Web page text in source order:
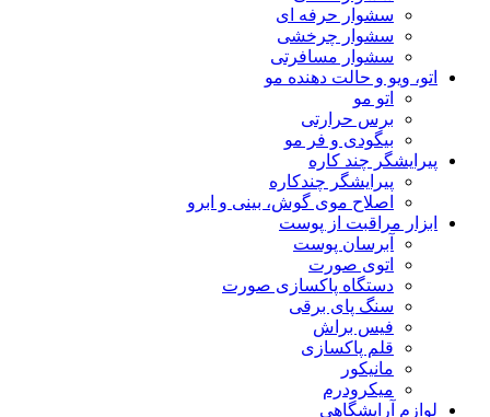
سشوار حرفه ای
سشوار چرخشی
سشوار مسافرتی
اتو، ویو و حالت دهنده مو
اتو مو
برس حرارتی
بیگودی و فر مو
پیرایشگر چند کاره
پیرایشگر چندکاره
اصلاح موی گوش، بینی و ابرو
ابزار مراقبت از پوست
آبرسان پوست
اتوی صورت
دستگاه پاکسازی صورت
سنگ پای برقی
فیس براش
قلم پاکسازی
مانیکور
میکرودرم
لوازم آرایشگاهی